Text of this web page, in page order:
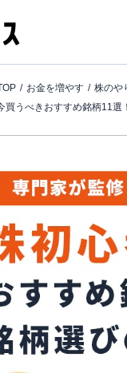
お金を増やす
株のや
買うべきおすすめ銘柄11